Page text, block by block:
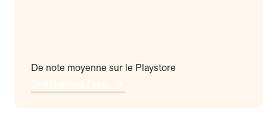
De note moyenne sur le Playstore